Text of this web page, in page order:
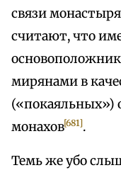
связи
считают, что
мирянами в
(«покаяльных»)
монахов[681].
Темь же убо